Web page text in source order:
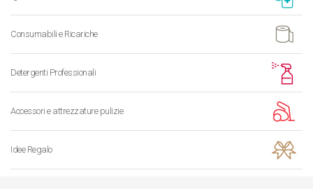
Consumabili e Ricariche
Detergenti Professionali
Accessori e attrezzature pulizie
Idee Regalo